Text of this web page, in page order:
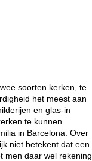
soorten kerken, te
het meest aan
en glas-in
te kunnen
in Barcelona. Over
niet betekent dat een
men daar wel rekening